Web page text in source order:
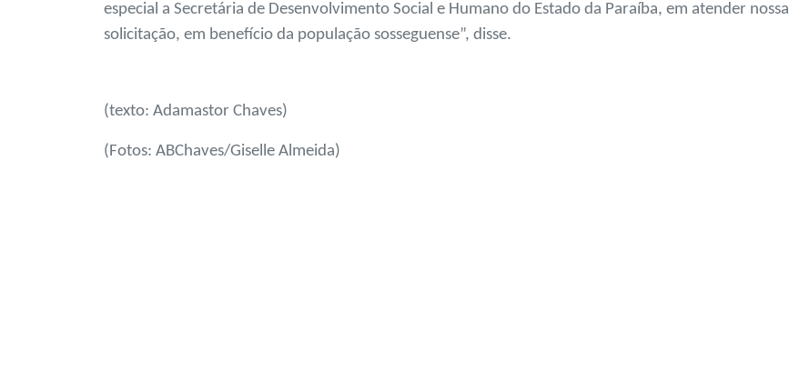
especial a Secretária de Desenvolvimento Social e Humano do Estado da Paraíba, em atender nossa
solicitação, em benefício da população sosseguense”, disse.
(texto: Adamastor Chaves)
(Fotos: ABChaves/Giselle Almeida)